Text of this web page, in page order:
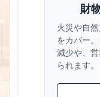
財
火災や自
をカバー
減少や、
られます。